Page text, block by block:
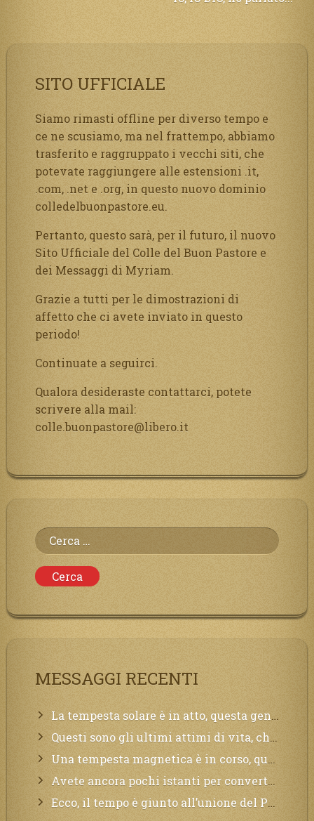
SITO UFFICIALE
Siamo rimasti offline per diverso tempo e
ce ne scusiamo, ma nel frattempo, abbiamo
trasferito e raggruppato i vecchi siti, che
potevate raggiungere alle estensioni .it,
.com, .net e .org, in questo nuovo dominio
colledelbuonpastore.eu.
Pertanto, questo sarà, per il futuro, il nuovo
Sito Ufficiale del Colle del Buon Pastore e
dei Messaggi di Myriam.
Grazie a tutti per le dimostrazioni di
affetto che ci avete inviato in questo
periodo!
Continuate a seguirci.
Qualora desideraste contattarci, potete
scrivere alla mail:
colle.buonpastore@libero.it
Ricerca
per:
MESSAGGI RECENTI
La tempesta solare è in atto, questa generazione soffrirà molto, la Terra arderà, l’acqua sarà contaminata, il cibo non sarà più nelle vostre mense.
Questi sono gli ultimi attimi di vita, chi si vuole salvare Mi chiami in suo aiuto.
Una tempesta magnetica è in corso, questa generazione patirà. Il black out non tarderà ad arrivare e tutta la Terra sarà oscurata.
Avete ancora pochi istanti per convertirvi, non perdete tempo, la sciagura arriverà all’improvviso e per chi non si sarà preparato saranno dolori.
Ecco, il tempo è giunto all’unione del Padre con il figlio, non avete che da attendere pochissimo.